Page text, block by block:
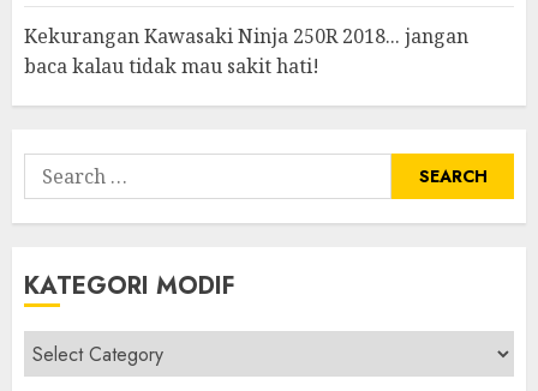
Kekurangan Kawasaki Ninja 250R 2018... jangan
baca kalau tidak mau sakit hati!
Search
for:
KATEGORI MODIF
Kategori
modif